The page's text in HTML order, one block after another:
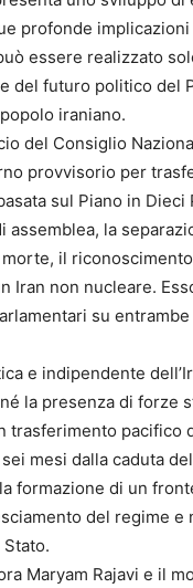
profonde
essere realizzato
del futuro politico del
iraniano.
del Consiglio
provvisorio per
sul Piano in Dieci
la
il
Iran non nucleare.
su
e indipendente
la presenza di forze
trasferimento pacifico
mesi dalla caduta
formazione di un
del regime e
Maryam Rajavi e il